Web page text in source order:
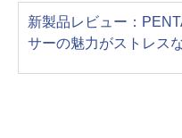
新製品レビュー：
サーの魅力がストレス